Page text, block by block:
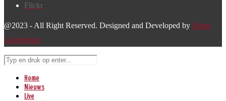
Flickr
@2023 - All Right Reserved. Designed and Developed by Harm
Lourenssen
Home
Nieuws
Live